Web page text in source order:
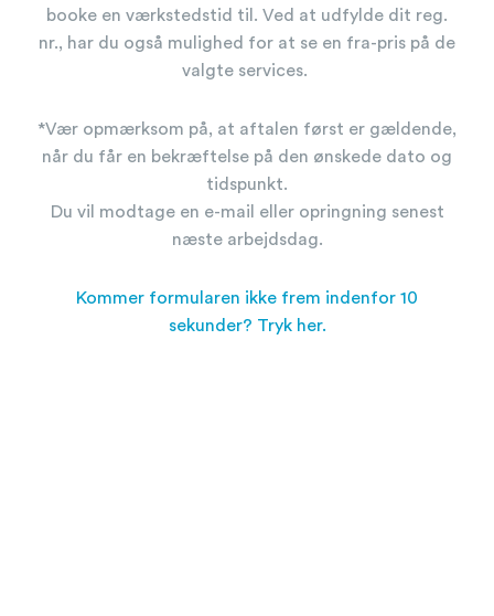
booke en værkstedstid til. Ved at udfylde dit reg.
nr., har du også mulighed for at se en fra-pris på de
valgte services.
*Vær opmærksom på, at aftalen først er gældende,
når du får en bekræftelse på den ønskede dato og
tidspunkt.
Du vil modtage en e-mail eller opringning senest
næste arbejdsdag.
Kommer formularen ikke frem indenfor 10
sekunder? Tryk her.